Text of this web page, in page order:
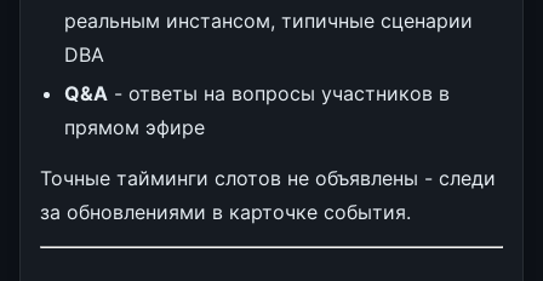
реальным инстансом, типичные сценарии
DBA
Q&A - ответы на вопросы участников в
прямом эфире
Точные тайминги слотов не объявлены - следи
за обновлениями в карточке события.